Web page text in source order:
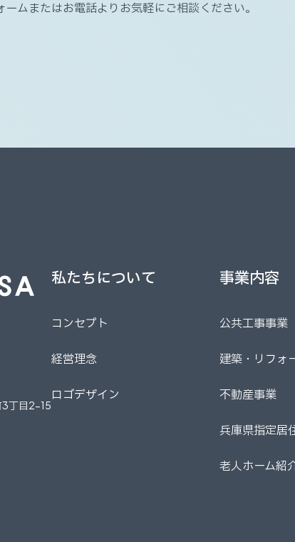
ームまたはお電話よりお気軽にご相談ください。
3丁目2-15
私たちについて
コンセプト
経営理念
ロゴデザイン
事業内容
公共工事事業
建築・リフォ
不動産事業
兵庫県指定居
老人ホーム紹